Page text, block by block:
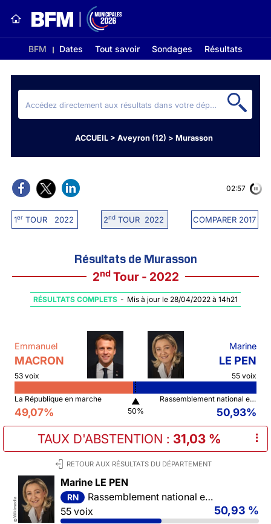
BFM Dates Tout savoir Sondages Résultats
ACCUEIL > Aveyron (12) > Murasson
1erTOUR 2022 2ndTOUR 2022 COMPARER 2017
02:56
Résultats de Murasson
2ndTour - 2022
RÉSULTATS COMPLETS - Mis à jour le 28/04/2022 à 14h21
Emmanuel
MACRON
53 voix
Marine
LE PEN
55 voix
La République en marche
49,07%
▲
50%
Rassemblement national et ses alliés
50,93%
TAUX D'ABSTENTION : 31,03 % ⠇
RETOUR AUX RÉSULTATS DU DÉPARTEMENT
©
Wikimedia
Marine LE PEN
RN
Rassemblement national et ses alliés
55 voix
50,93 %